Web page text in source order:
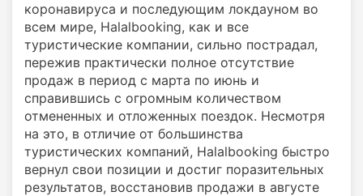
коронавируса и последующим локдауном во
всем мире, Halalbooking, как и все
туристические компании, сильно пострадал,
пережив практически полное отсутствие
продаж в период с марта по июнь и
справившись с огромным количеством
отмененных и отложенных поездок. Несмотря
на это, в отличие от большинства
туристических компаний, Halalbooking быстро
вернул свои позиции и достиг поразительных
результатов, восстановив продажи в августе